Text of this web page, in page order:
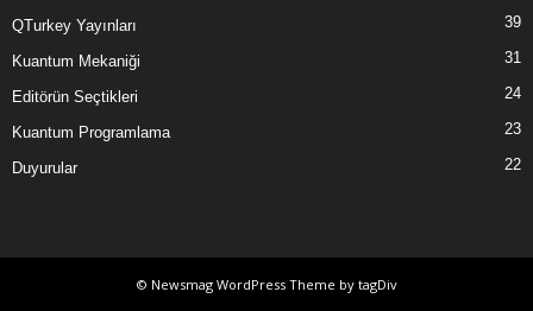
QTurkey Yayınları 39
Kuantum Mekaniği 31
Editörün Seçtikleri 24
Kuantum Programlama 23
Duyurular 22
© Newsmag WordPress Theme by tagDiv